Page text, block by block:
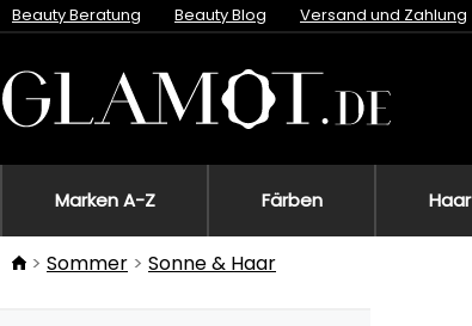
Beauty Beratung Beauty Blog Versand und Zahlung
Marken A-Z Färben Haar
Sommer Sonne & Haar